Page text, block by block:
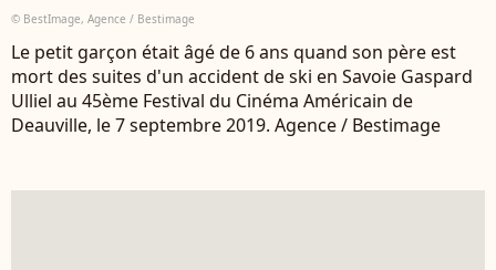
© BestImage, Agence / Bestimage
Le petit garçon était âgé de 6 ans quand son père est
mort des suites d'un accident de ski en Savoie Gaspard
Ulliel au 45ème Festival du Cinéma Américain de
Deauville, le 7 septembre 2019. Agence / Bestimage